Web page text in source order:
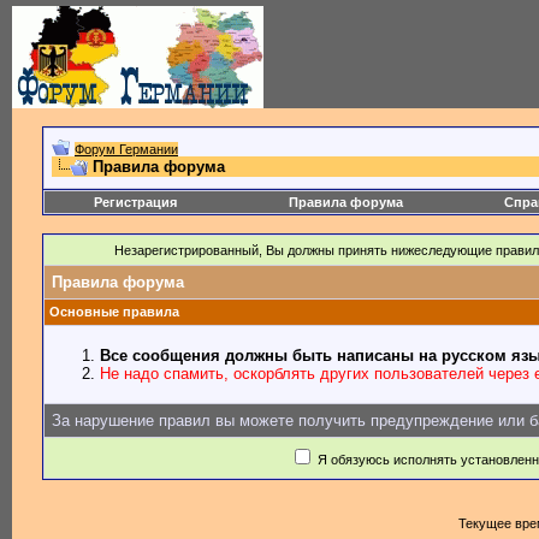
Форум Германии
Правила форума
Регистрация Правила форума
Незарегистрированный, Вы должны принять нижеследующие
Правила форума
Основные правила
Все сообщения должны быть написаны на русском
Не надо спамить, оскорблять других пользователей
За нарушение правил вы можете получить предупреждение или
Я обязуюсь исполнять
Текущее